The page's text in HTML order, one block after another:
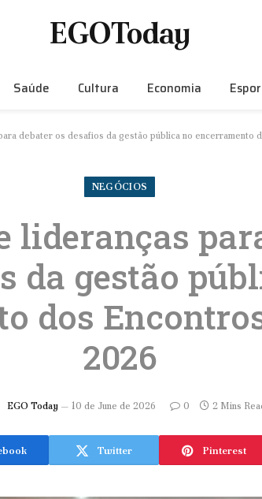
EGOToday
Saúde Cultura Economia
debater os desafios da gestão pública no encerramento
NEGÓCIOS
lideranças
da gestão
dos
2026
EGO Today 10 de June de 2026 0 2 Mins
Twitter Pinterest